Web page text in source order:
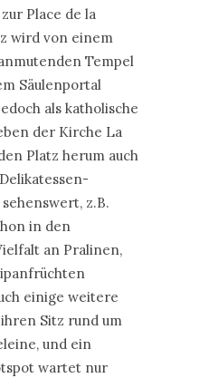
Place de la
wird von einem
Tempel
Säulenportal
als katholische
der Kirche La
Platz herum auch
z.B.
in den
an Pralinen,
einige weitere
Sitz rund um
und ein
wartet nur